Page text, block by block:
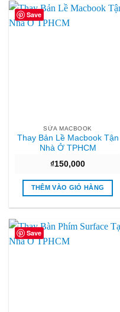
Save
SỬA MACBOOK
Thay Bản Lề Macbook Tận
Nhà Ở TPHCM
₫150,000
THÊM VÀO GIỎ HÀNG
Save